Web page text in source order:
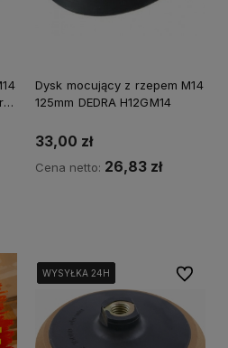
Dysk mocujący z rzepem M14
125mm DEDRA H12GM14
33,00 zł
Cena netto: 26,83 zł
WYSYŁKA 24H
WYSYŁKA 24H
WYSYŁKA 24H
WYSYŁKA 24H Do